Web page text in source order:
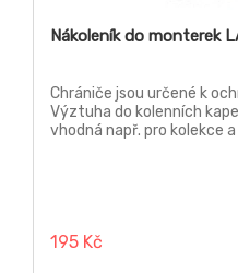
Nákoleník do monterek
Chrániče jsou určené k
Výztuha do kolenních
vhodná např. pro kolekce a
195 Kč